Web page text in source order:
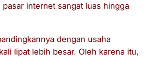
internet sangat luas hingga
dengan usaha
lipat lebih besar. Oleh karena itu,